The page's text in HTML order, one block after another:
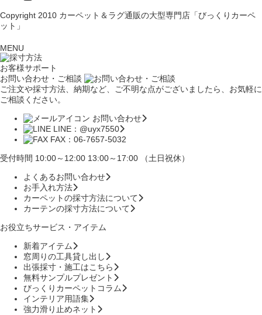
Copyright 2010 カーペット＆ラグ通販の大型専門店「びっくりカーペ
ット」
MENU
お客様サポート
お問い合わせ・ご相談
ご注文や採寸方法、納期など、ご不明な点がございましたら、お気軽に
ご相談ください。
お問い合わせ
LINE：@uyx7550
FAX：06-7657-5032
受付時間 10:00～12:00 13:00～17:00 （土日祝休）
よくあるお問い合わせ
お手入れ方法
カーペットの採寸方法について
カーテンの採寸方法について
お役立ちサービス・アイテム
新着アイテム
窓周りの工具貸し出し
出張採寸・施工はこちら
無料サンプルプレゼント
びっくりカーペットコラム
インテリア用語集
強力滑り止めネット